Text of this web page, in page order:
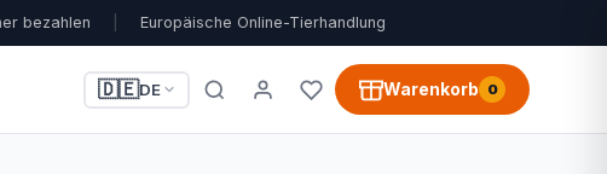
bezahlen Europäische Online-Tierhandlung
🇩🇪DE Warenkorb 0